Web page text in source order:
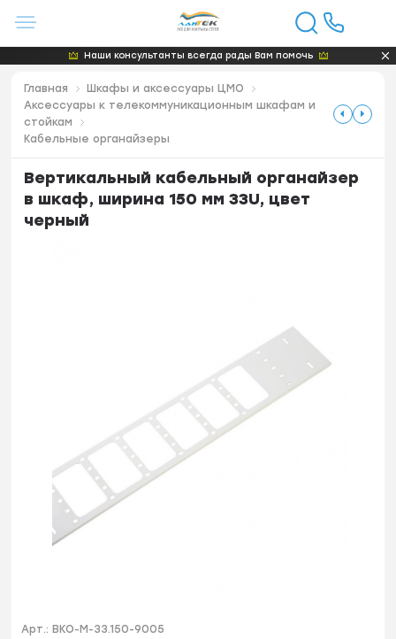
Наши консультанты всегда рады Вам помочь
Главная
Шкафы и аксессуары ЦМО
Аксессуары к телекоммуникационным шкафам и
стойкам
Кабельные органайзеры
Вертикальный кабельный органайзер
в шкаф, ширина 150 мм 33U, цвет
черный
Арт.: ВКО-М-33.150-9005